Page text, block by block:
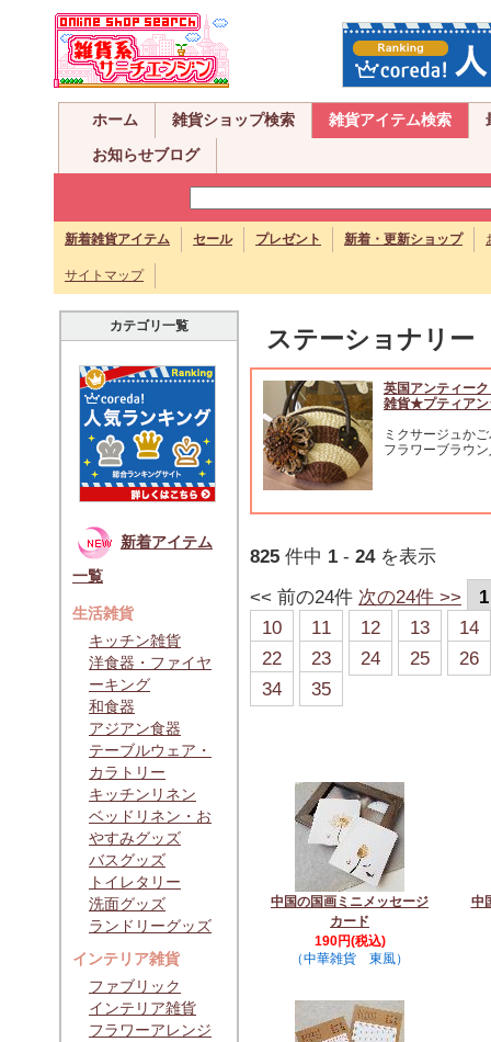
ホーム 雑貨ショップ検索 雑貨アイテム検索
お知らせブログ
新着雑貨アイテム セール プレゼント 新着・更新ショップ
サイトマップ
カテゴリ一覧
新着アイテム
一覧
生活雑貨
キッチン雑貨
洋食器・ファイヤ
ーキング
和食器
アジアン食器
テーブルウェア・
カラトリー
キッチンリネン
ベッドリネン・お
やすみグッズ
バスグッズ
トイレタリー
洗面グッズ
ランドリーグッズ
インテリア雑貨
ファブリック
インテリア雑貨
フラワーアレンジ
ステーショナリー
英国アンティー
雑貨★プティアン
ミクサージュか
フラワーブラウ
825 件中 1 - 24を表示
<< 前の24件 次の24件 >>
1
10
11 12 13
14
22
23 24 25
26
34
35
中国の国画ミニメッセージ
カード
190円(税込)
（中華雑貨 東風）
中